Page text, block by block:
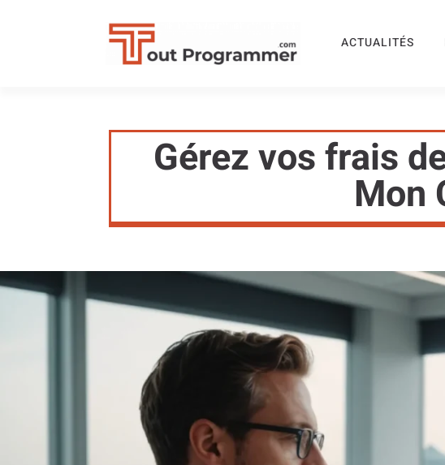
ACTUALITÉS
Gérez vos frais
Mon